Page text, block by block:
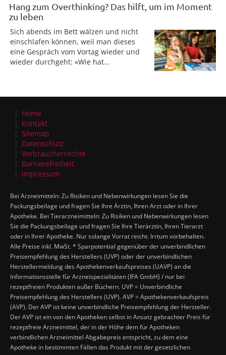
Hang zum Overthinking? Das hilft, um im Moment
zu leben
Sich abends im Bett wälzen und nicht
einschlafen können, weil man dieses
eine Gespräch vom Vortag wieder und
wieder durchgeht: «Wie hat...
Home
Kontakt
Sitemap
Datenschutz
Verbraucherrechte
Barrierefreiheit
Impressum
Bei Arzneimitteln: Zu Risiken und Nebenwirkungen lesen Sie die
Packungsbeilage und fragen Sie Ihre Ärztin, Ihren Arzt oder in Ihrer
Apotheke. Bei Tierarzneimitteln: Zu Risiken und Nebenwirkungen lesen
Sie die Packungsbeilage und fragen Sie Ihre Tierärztin, Ihren Tierarzt
oder in Ihrer Apotheke. Nur solange Vorrat reicht. Irrtum vorbehalten.
Alle Preise inkl. MwSt. * Sparpotential gegenüber der unverbindlichen
Preisempfehlung des Herstellers (UVP) oder der unverbindlichen
Herstellermeldung des Apothekenverkaufspreises (UAVP) an die
Informationsstelle für Arzneispezialitäten (IFA GmbH) / nur bei
rezeptfreien Produkten außer Büchern. UVP = Unverbindliche
Preisempfehlung des Herstellers (UVP). AVP = Apothekenverkaufspreis
(AVP). Der AVP ist keine unverbindliche Preisempfehlung der Hersteller.
Der AVP ist ein von den Apotheken selbst in Ansatz gebrachter Preis für
rezeptfreie Arzneimittel, der in der Höhe dem für Apotheken
verbindlichen Arzneimittel Abgabepreis entspricht, zu dem eine
Apotheke in bestimmten Fällen das Produkt mit der gesetzlichen